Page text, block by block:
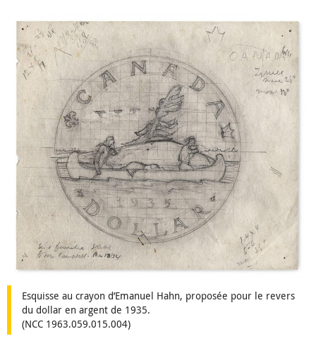
Esquisse au crayon d’Emanuel Hahn, proposée pour le revers
du dollar en argent de 1935.
(NCC 1963.059.015.004)